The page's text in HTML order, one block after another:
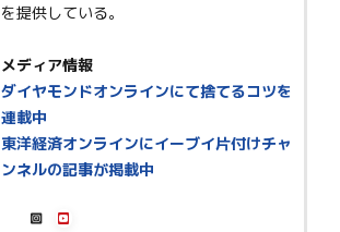
を提供している。
メディア情報
ダイヤモンドオンラインにて捨てるコツを
連載中
東洋経済オンラインにイーブイ片付けチャ
ンネルの記事が掲載中